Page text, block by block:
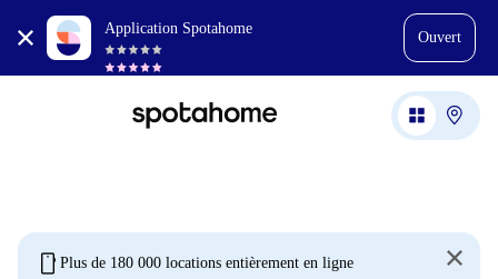
Application Spotahome
Ouvert
mobile Plus de 180 000 locations entièrement en ligne